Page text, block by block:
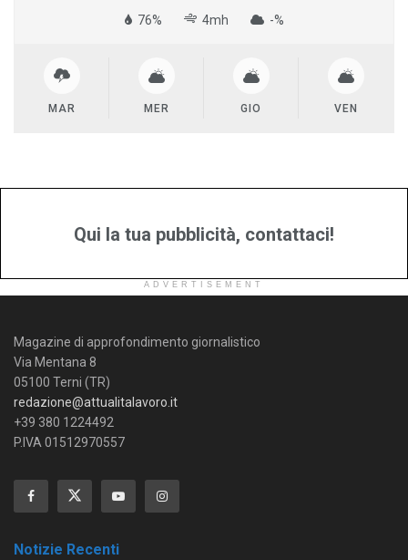
76% 4mh -%
MAR MER GIO VEN
Qui la tua pubblicità, contattaci!
ADVERTISEMENT
Magazine di approfondimento giornalistico
Via Mentana 8
05100 Terni (TR)
redazione@attualitalavoro.it
+39 380 1224492
P.IVA 01512970557
Notizie Recenti